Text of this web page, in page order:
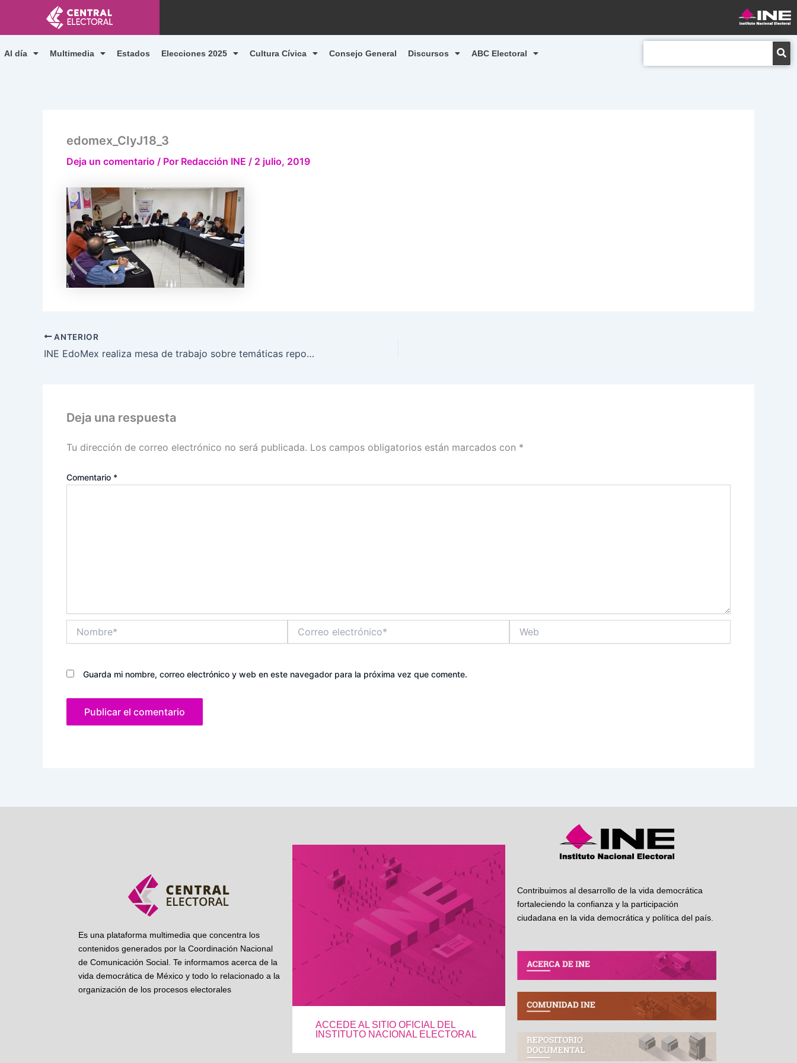
contenido
Al día Multimedia Estados Elecciones 2025 Cultura Cívica Consejo General Discursos ABC Electoral
edomex_CIyJ18_3
Deja un comentario / Por Redacción INE / 2 julio, 2019
ANTERIOR
INE EdoMex realiza mesa de trabajo sobre temáticas reportadas en la Consulta Infantil y Juvenil 2018
Deja una respuesta
Tu dirección de correo electrónico no será publicada. Los campos obligatorios están marcados con *
Comentario *
electrónico*
Guarda mi nombre, correo electrónico y web en este navegador para la próxima vez que comente.
Es una plataforma multimedia que concentra los
contenidos generados por la Coordinación Nacional
de Comunicación Social. Te informamos acerca de la
vida democrática de México y todo lo relacionado a la
organización de los procesos electorales
ACCEDE AL SITIO OFICIAL DEL
INSTITUTO NACIONAL ELECTORAL
Contribuimos al desarrollo de la vida democrática
fortaleciendo la confianza y la participación
ciudadana en la vida democrática y política del país.